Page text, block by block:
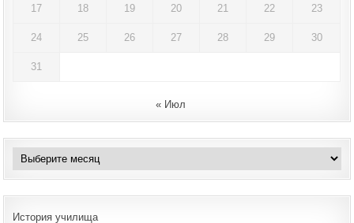
17 18 19 20 21 22 23
24 25 26 27 28 29 30
31
« Июл
Архивы
История училища